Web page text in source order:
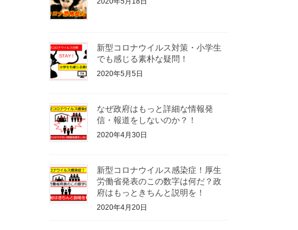
新型コロナウイルス対策・小学生
でも感じる素朴な疑問！
2020年5月5日
なぜ政府はもっと詳細な情報発
信・報道をしないのか？！
2020年4月30日
新型コロナウイルス感染症！厚生
労働省発表のこの数字は何だ？政
府はもっときちんと説明を！
2020年4月20日